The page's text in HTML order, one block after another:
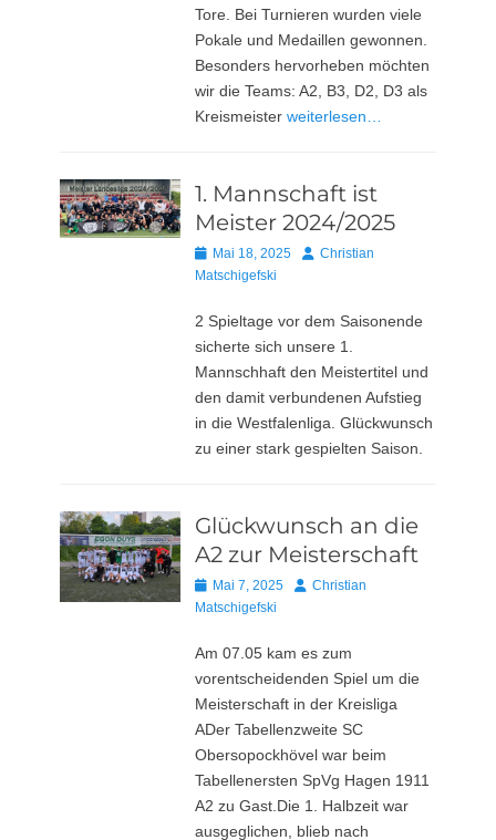
Tore. Bei Turnieren wurden viele
Pokale und Medaillen gewonnen.
Besonders hervorheben möchten
wir die Teams: A2, B3, D2, D3 als
Kreismeisterweiterlesen…
1. Mannschaft ist
Meister 2024/2025
Posted
on
Mai 18, 2025 AutorChristian
Matschigefski
2 Spieltage vor dem Saisonende
sicherte sich unsere 1.
Mannschhaft den Meistertitel und
den damit verbundenen Aufstieg
in die Westfalenliga. Glückwunsch
zu einer stark gespielten Saison.
Glückwunsch an die
A2 zur Meisterschaft
Posted
on
Mai 7, 2025 AutorChristian
Matschigefski
Am 07.05 kam es zum
vorentscheidenden Spiel um die
Meisterschaft in der Kreisliga
ADer Tabellenzweite SC
Obersopockhövel war beim
Tabellenersten SpVg Hagen 1911
A2 zu Gast.Die 1. Halbzeit war
ausgeglichen, blieb nach